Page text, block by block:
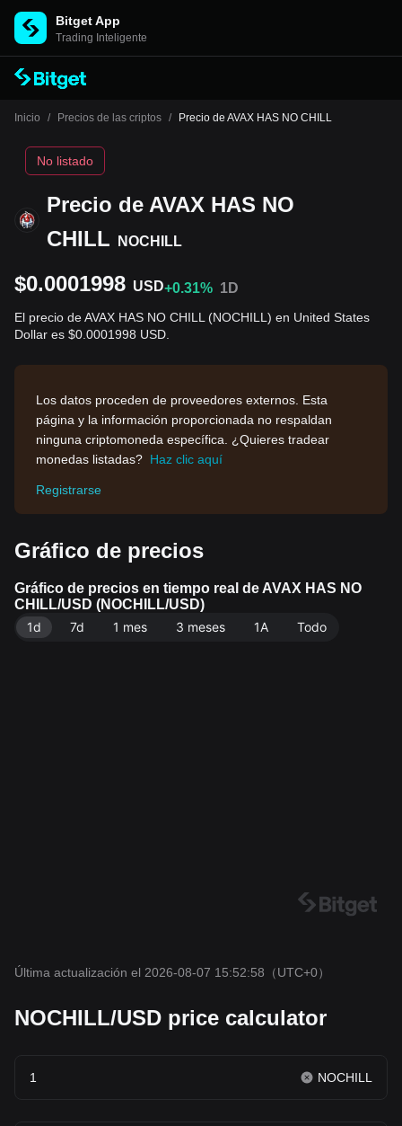
Bitget App
Trading Inteligente
Inicio / Precios de las criptos / Precio de AVAX HAS NO CHILL
Precio de AVAX HAS NO
CHILL
NOCHILL
No listado
$0.0001998 USD+0.31% 1D
El precio de AVAX HAS NO CHILL (NOCHILL) en United States
Dollar es $0.0001998 USD.
Los datos proceden de proveedores externos. Esta
página y la información proporcionada no respaldan
ninguna criptomoneda específica. ¿Quieres tradear
monedas listadas? Haz clic aquí
Registrarse
Gráfico de precios
Gráfico de precios en tiempo real de AVAX HAS NO
CHILL/USD (NOCHILL/USD)
1d
7d 1 mes 3 meses 1A Todo
Última actualización el 2026-08-07 15:52:58 （UTC+0）
NOCHILL/USD price calculator
NOCHILL